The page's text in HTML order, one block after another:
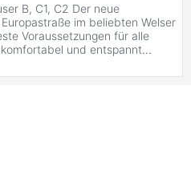
B, C1, C2 Der neue
im beliebten Welser
Voraussetzungen für alle
und entspannt...